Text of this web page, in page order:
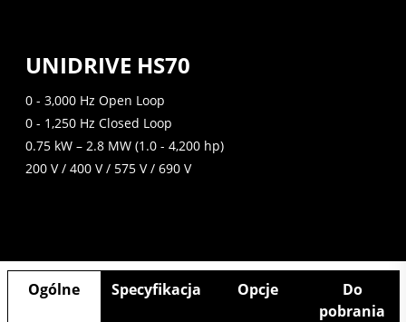
UNIDRIVE HS70
0 - 3,000 Hz Open Loop
0 - 1,250 Hz Closed Loop
0.75 kW – 2.8 MW (1.0 - 4,200 hp)
200 V / 400 V / 575 V / 690 V
Ogólne Specyfikacja Opcje
Do
pobrania